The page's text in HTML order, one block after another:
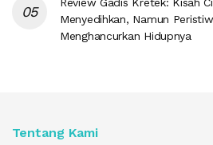
Menyedihkan, Namun
Menghancurkan Hidupnya
Tentang Kami